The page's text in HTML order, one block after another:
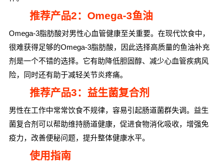
推荐产品2：Omega-3鱼油
Omega-3脂肪酸对男性心血管健康至关重要。在现代饮食中，
很难获得足够的Omega-3脂肪酸，因此选择高质量的鱼油补充
剂是一个不错的选择。它有助降低胆固醇、减少心血管疾病风
险，同时还有助于减轻关节炎疼痛。
推荐产品3：益生菌复合剂
男性在工作中常常饮食不规律，容易引起肠道菌群失调。益生
菌复合剂可以帮助维持肠道健康，促进食物消化吸收，增强免
疫力，改善便秘问题，提升整体健康水平。
使用指南